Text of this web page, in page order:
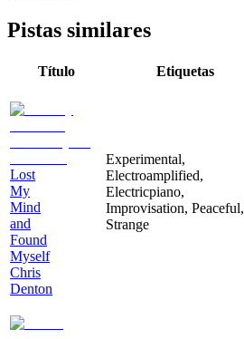
Pistas similares
Título Etiquetas
Lost
My
Mind
and
Found
Myself
Chris
Denton
Experimental,
Electroamplified,
Electricpiano,
Improvisation, Peaceful,
Strange